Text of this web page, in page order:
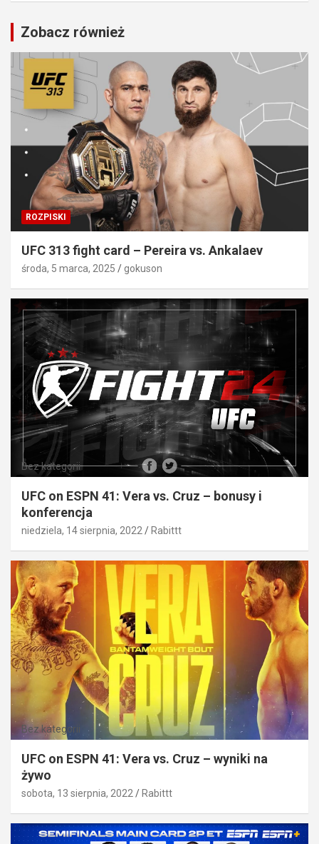
Zobacz również
ROZPISKI
UFC 313 fight card – Pereira vs. Ankalaev
środa, 5 marca, 2025 gokuson
Bez kategorii
UFC on ESPN 41: Vera vs. Cruz – bonusy i
konferencja
niedziela, 14 sierpnia, 2022 Rabittt
Bez kategorii
UFC on ESPN 41: Vera vs. Cruz – wyniki na
żywo
sobota, 13 sierpnia, 2022 Rabittt